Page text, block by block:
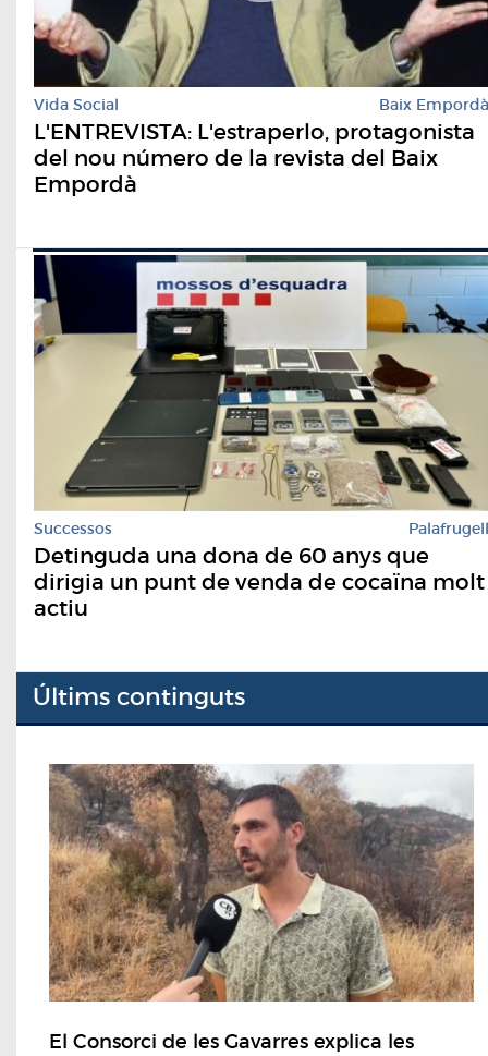
Vida Social Baix Empordà
L'ENTREVISTA: L'estraperlo, protagonista
del nou número de la revista del Baix
Empordà
Successos Palafrugell
Detinguda una dona de 60 anys que
dirigia un punt de venda de cocaïna molt
actiu
Últims continguts
El Consorci de les Gavarres explica les